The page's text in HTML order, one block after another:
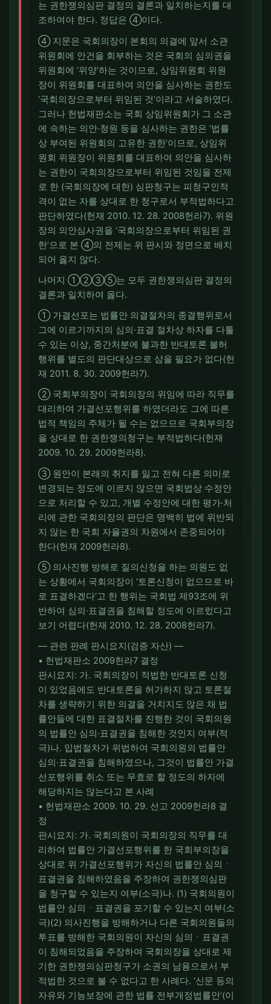
는 권한쟁의심판 결정의 결론과 일치하는지를 대
조하여야 한다. 정답은 ④이다.
④ 지문은 국회의장이 본회의 의결에 앞서 소관
위원회에 안건을 회부하는 것은 국회의 심의권을
위원회에 ‘위양’하는 것이므로, 상임위원회 위원
장이 위원회를 대표하여 의안을 심사하는 권한도
‘국회의장으로부터 위임된 것’이라고 서술하였다.
그러나 헌법재판소는 국회 상임위원회가 그 소관
에 속하는 의안·청원 등을 심사하는 권한은 ‘법률
상 부여된 위원회의 고유한 권한’이므로, 상임위
원회 위원장이 위원회를 대표하여 의안을 심사하
는 권한이 국회의장으로부터 위임된 것임을 전제
로 한 (국회의장에 대한) 심판청구는 피청구인적
격이 없는 자를 상대로 한 청구로서 부적법하다고
판단하였다(헌재 2010. 12. 28. 2008헌라7). 위원
장의 의안심사권을 ‘국회의장으로부터 위임된 권
한’으로 본 ④의 전제는 위 판시와 정면으로 배치
되어 옳지 않다.
나머지 ①②③⑤는 모두 권한쟁의심판 결정의
결론과 일치하여 옳다.
① 가결선포는 법률안 의결절차의 종결행위로서
그에 이르기까지의 심의·표결 절차상 하자를 다툴
수 있는 이상, 중간처분에 불과한 반대토론 불허
행위를 별도의 판단대상으로 삼을 필요가 없다(헌
재 2011. 8. 30. 2009헌라7).
② 국회부의장이 국회의장의 위임에 따라 직무를
대리하여 가결선포행위를 하였더라도 그에 따른
법적 책임의 주체가 될 수는 없으므로 국회부의장
을 상대로 한 권한쟁의청구는 부적법하다(헌재
2009. 10. 29. 2009헌라8).
③ 원안이 본래의 취지를 잃고 전혀 다른 의미로
변경되는 정도에 이르지 않으면 국회법상 수정안
으로 처리할 수 있고, 개별 수정안에 대한 평가·처
리에 관한 국회의장의 판단은 명백히 법에 위반되
지 않는 한 국회 자율권의 차원에서 존중되어야
한다(헌재 2009헌라8).
⑤ 의사진행 방해로 질의신청을 하는 의원도 없
는 상황에서 국회의장이 ‘토론신청이 없으므로 바
로 표결하겠다’고 한 행위는 국회법 제93조에 위
반하여 심의·표결권을 침해할 정도에 이르렀다고
보기 어렵다(헌재 2010. 12. 28. 2008헌라7).
― 관련 판례 판시요지(검증 자산) ―
• 헌법재판소 2009헌라7 결정
판시요지: 가. 국회의장이 적법한 반대토론 신청
이 있었음에도 반대토론을 허가하지 않고 토론절
차를 생략하기 위한 의결을 거치지도 않은 채 법
률안들에 대한 표결절차를 진행한 것이 국회의원
의 법률안 심의·표결권을 침해한 것인지 여부(적
극)나. 입법절차가 위법하여 국회의원의 법률안
심의·표결권을 침해하였으나, 그것이 법률안 가결
선포행위를 취소 또는 무효로 할 정도의 하자에
해당하지는 않는다고 본 사례
• 헌법재판소 2009. 10. 29. 선고 2009헌라8 결
정
판시요지: 가. 국회의원이 국회의장의 직무를 대
리하여 법률안 가결선포행위를 한 국회부의장을
상대로 위 가결선포행위가 자신의 법률안 심의ㆍ
표결권을 침해하였음을 주장하여 권한쟁의심판
을 청구할 수 있는지 여부(소극)나. (1) 국회의원이
법률안 심의ㆍ표결권을 포기할 수 있는지 여부(소
극)(2) 의사진행을 방해하거나 다른 국회의원들의
투표를 방해한 국회의원이 자신의 심의ㆍ표결권
이 침해되었음을 주장하여 국회의장을 상대로 제
기한 권한쟁의심판청구가 소권의 남용으로서 부
적법한 것으로 볼 수 없다고 한 사례다. ‘신문 등의
자유와 기능보장에 관한 법률 전부개정법률안’(이